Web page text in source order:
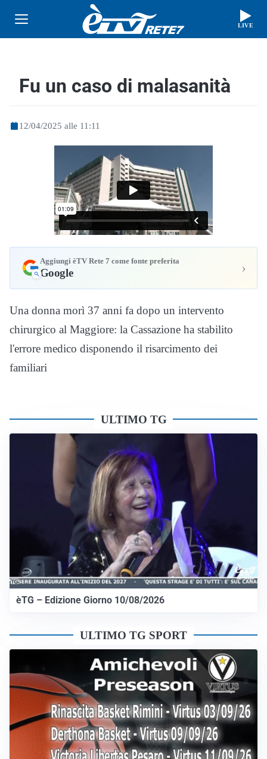
LIVE
Fu un caso di malasanità
12/04/2025 alle 11:11
Aggiungi èTV Rete 7 come fonte preferita
Google ›
Una donna morì 37 anni fa dopo un intervento
chirurgico al Maggiore: la Cassazione ha stabilito
l'errore medico disponendo il risarcimento dei
familiari
ULTIMO TG
èTG – Edizione Giorno 10/08/2026
ULTIMO TG SPORT